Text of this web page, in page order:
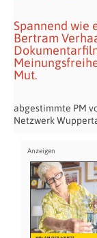
Spannend wie
Bertram
Mut.
abgestimmte PM
Netzwerk